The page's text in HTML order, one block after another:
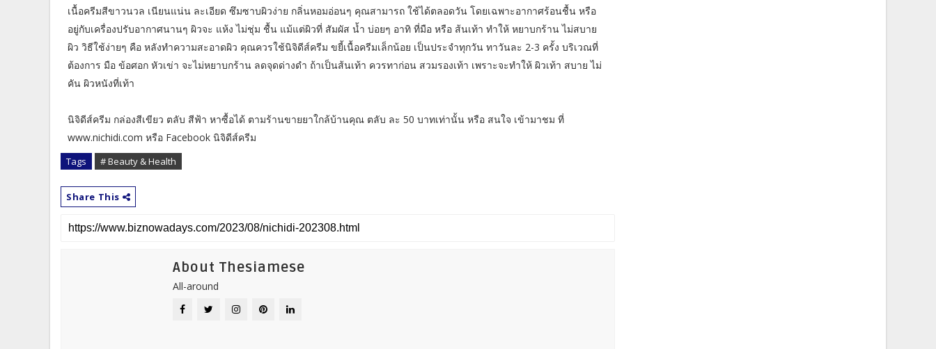
เนื้อครีมสีขาวนวล เนียนแน่น ละเอียด ซึมซาบผิวง่าย กลิ่นหอมอ่อนๆ คุณสามารถ ใช้ได้ตลอดวัน โดยเฉพาะอากาศร้อนชื้น หรือ
อยู่กับเครื่องปรับอากาศนานๆ ผิวจะ แห้ง ไม่ชุ่ม ชื้น แม้แต่ผิวที่ สัมผัส น้ำ บ่อยๆ อาทิ ที่มือ หรือ ส้นเท้า ทำให้ หยาบกร้าน ไม่สบาย
ผิว วิธีใช้ง่ายๆ คือ หลังทำความสะอาดผิว คุณควรใช้นิจิดีส์ครีม ขยี้เนื้อครีมเล็กน้อย เป็นประจำทุกวัน ทาวันละ 2-3 ครั้ง บริเวณที่
ต้องการ มือ ข้อศอก หัวเข่า จะไม่หยาบกร้าน ลดจุดด่างดำ ถ้าเป็นส้นเท้า ควรทาก่อน สวมรองเท้า เพราะจะทำให้ ผิวเท้า สบาย ไม่
คัน ผิวหนังที่เท้า
นิจิดีส์ครีม กล่องสีเขียว ตลับ สีฟ้า หาซื้อได้ ตามร้านขายยาใกล้บ้านคุณ ตลับ ละ 50 บาทเท่านั้น หรือ สนใจ เข้ามาชม ที่
www.nichidi.com หรือ Facebook นิจิดีส์ครีม
Tags # Beauty & Health
Share This
About Thesiamese
All-around